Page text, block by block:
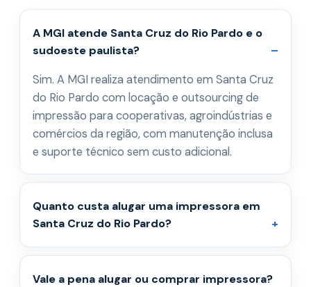
A MGI atende Santa Cruz do Rio Pardo e o
sudoeste paulista?
Sim. A MGI realiza atendimento em Santa Cruz
do Rio Pardo com locação e outsourcing de
impressão para cooperativas, agroindústrias e
comércios da região, com manutenção inclusa
e suporte técnico sem custo adicional.
Quanto custa alugar uma impressora em
Santa Cruz do Rio Pardo?
Vale a pena alugar ou comprar impressora?